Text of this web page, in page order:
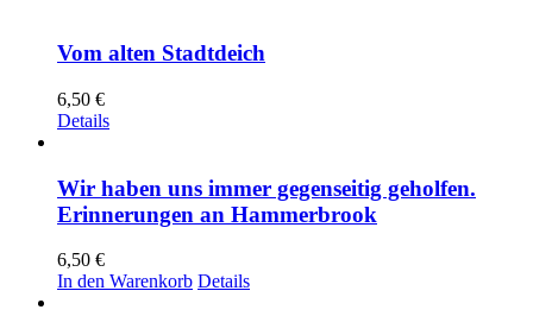
Vom alten Stadtdeich
6,50 €
Details
Wir haben uns immer gegenseitig geholfen.
Erinnerungen an Hammerbrook
6,50 €
In den Warenkorb Details